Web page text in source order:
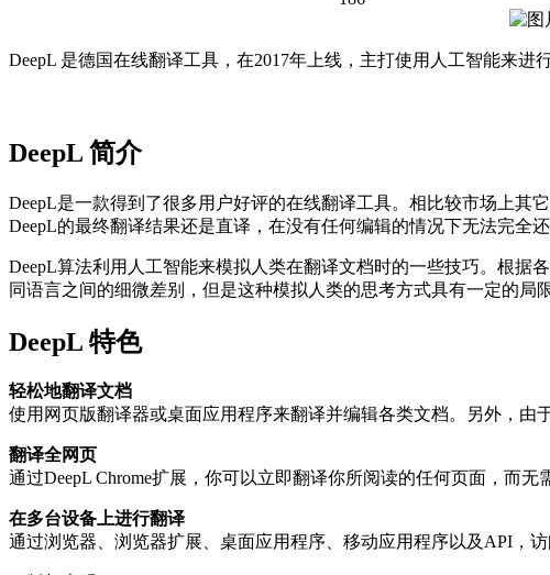
DeepL 是德国在线翻译工具，在2017年上线，主打使用人工智能来
DeepL 简介
DeepL是一款得到了很多用户好评的在线翻译工具。相比较市场上其
DeepL的最终翻译结果还是直译，在没有任何编辑的情况下无法完全还
DeepL算法利用人工智能来模拟人类在翻译文档时的一些技巧。根据
同语言之间的细微差别，但是这种模拟人类的思考方式具有一定的局
DeepL 特色
轻松地翻译文档
使用网页版翻译器或桌面应用程序来翻译并编辑各类文档。另外，由
翻译全网页
通过DeepL Chrome扩展，你可以立即翻译你所阅读的任何页面，而无
在多台设备上进行翻译
通过浏览器、浏览器扩展、桌面应用程序、移动应用程序以及API，访